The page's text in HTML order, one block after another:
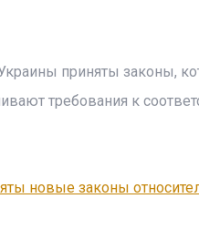
приняты законы,
требования к
новые законы